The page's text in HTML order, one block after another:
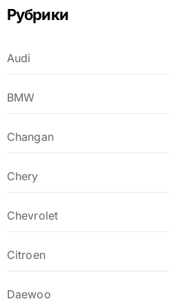
Рубрики
Audi
BMW
Changan
Chery
Chevrolet
Citroen
Daewoo